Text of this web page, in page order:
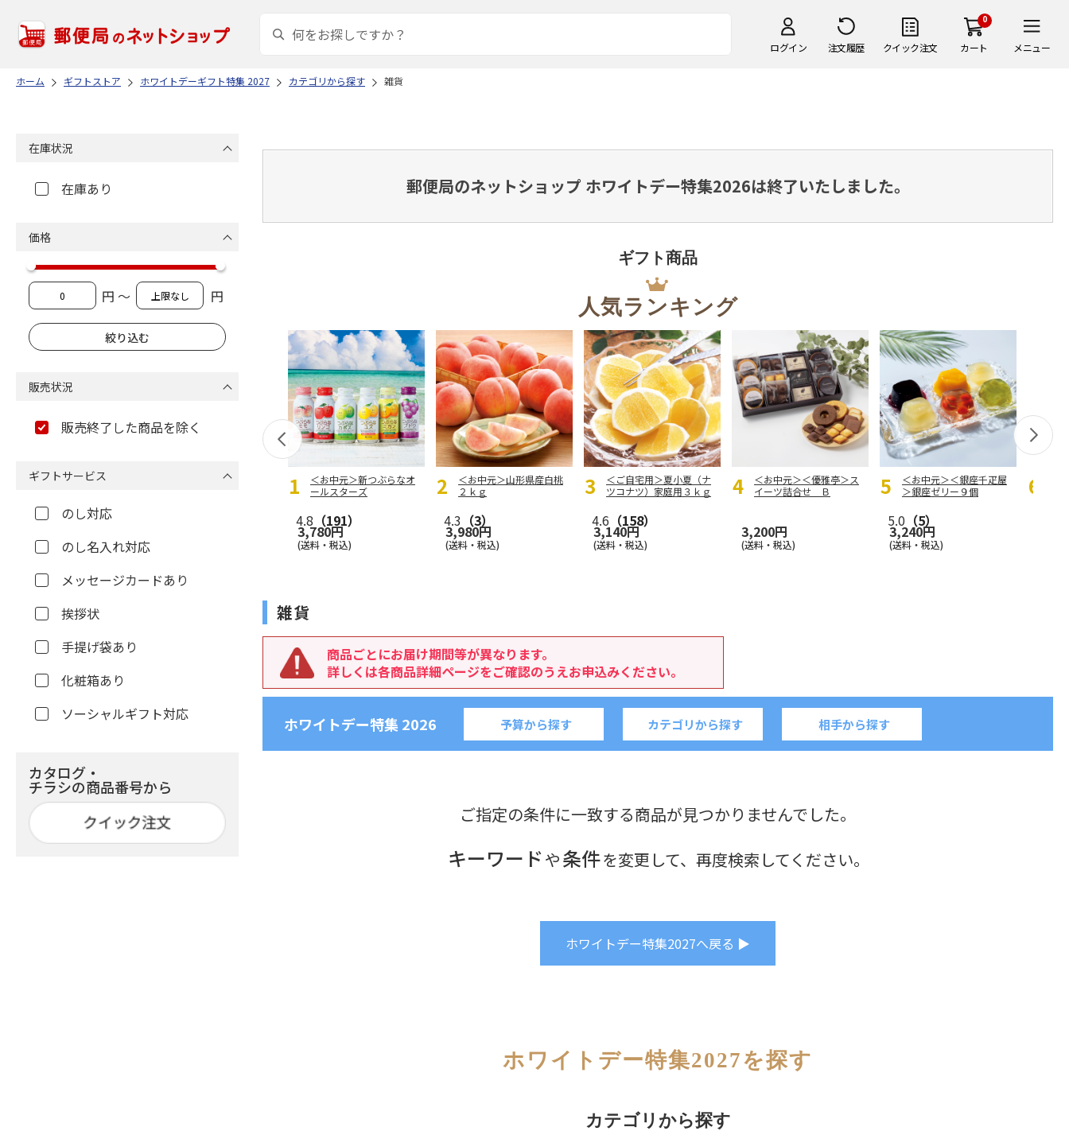
ログイン 注文履歴 クイック注文
0
カート メニュー
ホーム ギフトストア ホワイトデーギフト特集 2027 カテゴリから探す 雑貨
郵便局のネットショップ ホワイトデー特集2026は終了いたしました。
ギフト商品
人気ランキング
＜お中元＞新つぶらなオ
ールスターズ
4.8 （191）
3,780円
(送料・税込)
＜お中元＞山形県産白桃
２ｋｇ
4.3 （3）
3,980円
(送料・税込)
＜ご自宅用＞夏小夏（ナ
ツコナツ）家庭用３ｋｇ
4.6 （158）
3,140円
(送料・税込)
＜お中元＞＜優雅亭＞ス
イーツ詰合せ Ｂ
3,200円
(送料・税込)
＜お中元＞＜銀座千疋屋
＞銀座ゼリー９個
5.0 （5）
3,240円
(送料・税込)
雑貨
商品ごとにお届け期間等が異なります。
詳しくは各商品詳細ページをご確認のうえお申込みください。
ホワイトデー特集 2026 予算から探す カテゴリから探す 相手から探す
ご指定の条件に一致する商品が見つかりませんでした。
キーワードや条件を変更して、再度検索してください。
ホワイトデー特集2027へ戻る ▶
ホワイトデー特集2027を探す
カテゴリから探す
在庫状況
在庫あり
価格
円 ～ 円
販売状況
販売終了した商品を除く
ギフトサービス
のし対応
のし名入れ対応
メッセージカードあり
挨拶状
手提げ袋あり
化粧箱あり
ソーシャルギフト対応
カタログ・
チラシの商品番号から